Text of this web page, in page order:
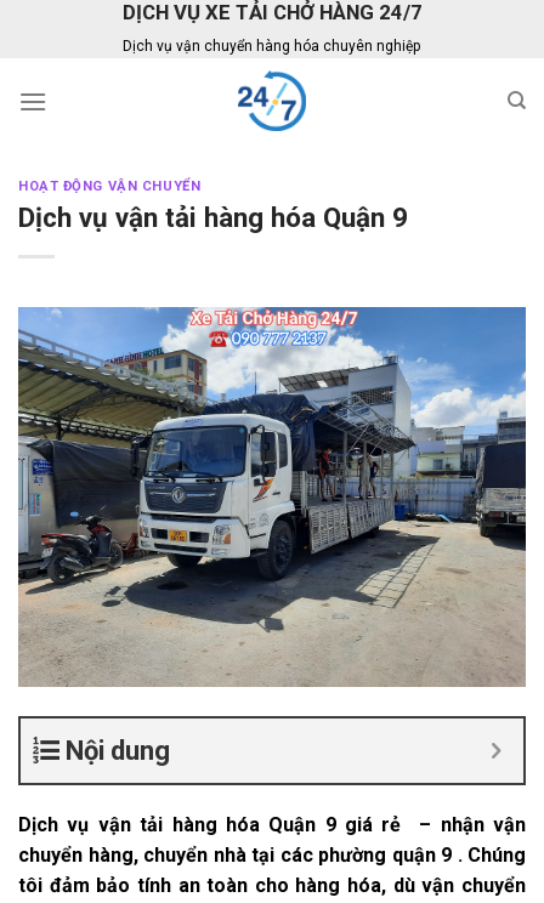
DỊCH VỤ XE TẢI CHỞ HÀNG 24/7
Dịch vụ vận chuyển hàng hóa chuyên nghiệp
HOẠT ĐỘNG VẬN CHUYỂN
Dịch vụ vận tải hàng hóa Quận 9
Nội dung
Dịch vụ vận tải hàng hóa Quận 9 giá rẻ – nhận vận
chuyển hàng, chuyển nhà tại các phường quận 9 . Chúng
tôi đảm bảo tính an toàn cho hàng hóa, dù vận chuyển